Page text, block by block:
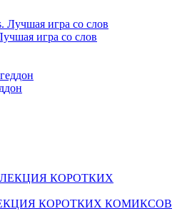
игра со слов
КОРОТКИХ КОМИКСОВ